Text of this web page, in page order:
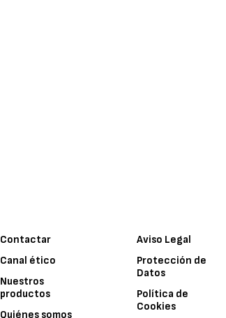
Contactar
Canal ético
Nuestros
productos
Quiénes somos
Aviso Legal
Protección de
Datos
Política de
Cookies